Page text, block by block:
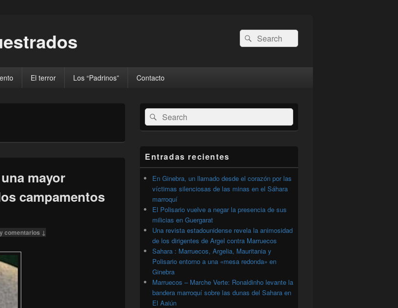
Buscar
por:
Buscar
El terror Los “Padrinos” Contacto
mayor
campamentos
comentarios ↓
El
área
de
widget
lateral
primaria
Buscar
por:
Buscar
Entradas recientes
En Ginebra, un llamado desde el corazón por las
víctimas silenciosas de las minas en el Sáhara
marroquí
El Polisario vuelve a negar la presencia de sus
milicias en Guergarat
Una revista estadounidense revela la animosidad
de los dirigentes de Argel contra Marruecos
Sahara : Marruecos, Argelia, Mauritania y
Polisario entorno a una «mesa redonda» en
Ginebra
Marruecos – Marche Verte: Ronaldinho levante la
bandera marroquí sobre las dunas del Sahara en
El Aaiún